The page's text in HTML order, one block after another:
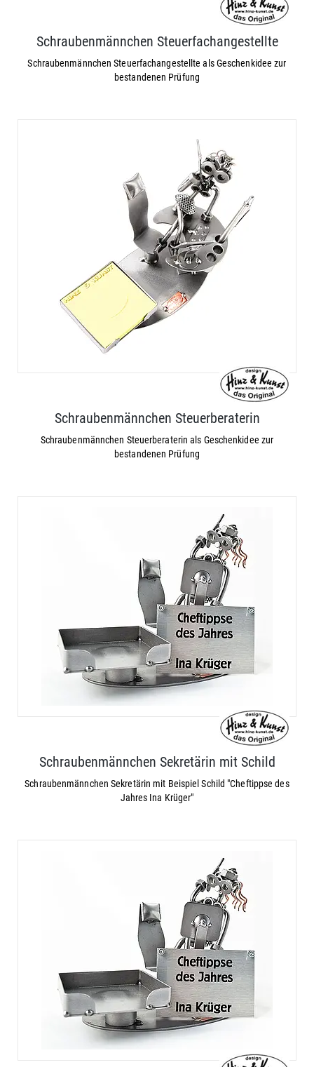
Schraubenmännchen Steuerfachangestellte
Schraubenmännchen Steuerfachangestellte als Geschenkidee zur
bestandenen Prüfung
Schraubenmännchen Steuerberaterin
Schraubenmännchen Steuerberaterin als Geschenkidee zur
bestandenen Prüfung
Schraubenmännchen Sekretärin mit Schild
Schraubenmännchen Sekretärin mit Beispiel Schild "Cheftippse des
Jahres Ina Krüger"